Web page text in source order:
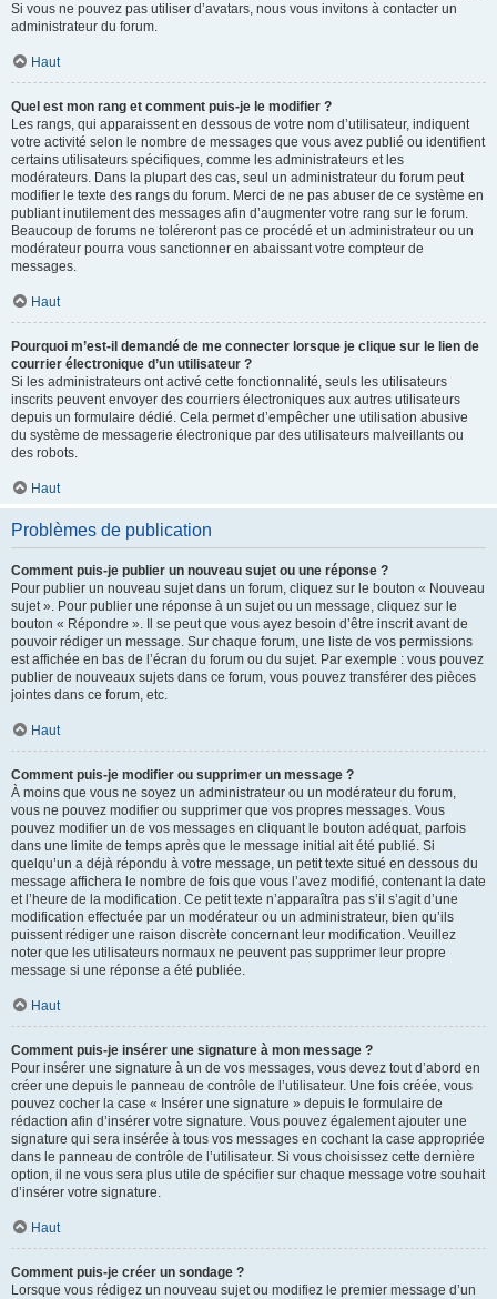
Si vous ne pouvez pas utiliser d’avatars, nous vous invitons à contacter un
administrateur du forum.
Haut
Quel est mon rang et comment puis-je le modifier ?
Les rangs, qui apparaissent en dessous de votre nom d’utilisateur, indiquent
votre activité selon le nombre de messages que vous avez publié ou identifient
certains utilisateurs spécifiques, comme les administrateurs et les
modérateurs. Dans la plupart des cas, seul un administrateur du forum peut
modifier le texte des rangs du forum. Merci de ne pas abuser de ce système en
publiant inutilement des messages afin d’augmenter votre rang sur le forum.
Beaucoup de forums ne toléreront pas ce procédé et un administrateur ou un
modérateur pourra vous sanctionner en abaissant votre compteur de
messages.
Haut
Pourquoi m’est-il demandé de me connecter lorsque je clique sur le lien de
courrier électronique d’un utilisateur ?
Si les administrateurs ont activé cette fonctionnalité, seuls les utilisateurs
inscrits peuvent envoyer des courriers électroniques aux autres utilisateurs
depuis un formulaire dédié. Cela permet d’empêcher une utilisation abusive
du système de messagerie électronique par des utilisateurs malveillants ou
des robots.
Haut
Problèmes de publication
Comment puis-je publier un nouveau sujet ou une réponse ?
Pour publier un nouveau sujet dans un forum, cliquez sur le bouton « Nouveau
sujet ». Pour publier une réponse à un sujet ou un message, cliquez sur le
bouton « Répondre ». Il se peut que vous ayez besoin d’être inscrit avant de
pouvoir rédiger un message. Sur chaque forum, une liste de vos permissions
est affichée en bas de l’écran du forum ou du sujet. Par exemple : vous pouvez
publier de nouveaux sujets dans ce forum, vous pouvez transférer des pièces
jointes dans ce forum, etc.
Haut
Comment puis-je modifier ou supprimer un message ?
À moins que vous ne soyez un administrateur ou un modérateur du forum,
vous ne pouvez modifier ou supprimer que vos propres messages. Vous
pouvez modifier un de vos messages en cliquant le bouton adéquat, parfois
dans une limite de temps après que le message initial ait été publié. Si
quelqu’un a déjà répondu à votre message, un petit texte situé en dessous du
message affichera le nombre de fois que vous l’avez modifié, contenant la date
et l’heure de la modification. Ce petit texte n’apparaîtra pas s’il s’agit d’une
modification effectuée par un modérateur ou un administrateur, bien qu’ils
puissent rédiger une raison discrète concernant leur modification. Veuillez
noter que les utilisateurs normaux ne peuvent pas supprimer leur propre
message si une réponse a été publiée.
Haut
Comment puis-je insérer une signature à mon message ?
Pour insérer une signature à un de vos messages, vous devez tout d’abord en
créer une depuis le panneau de contrôle de l’utilisateur. Une fois créée, vous
pouvez cocher la case « Insérer une signature » depuis le formulaire de
rédaction afin d’insérer votre signature. Vous pouvez également ajouter une
signature qui sera insérée à tous vos messages en cochant la case appropriée
dans le panneau de contrôle de l’utilisateur. Si vous choisissez cette dernière
option, il ne vous sera plus utile de spécifier sur chaque message votre souhait
d’insérer votre signature.
Haut
Comment puis-je créer un sondage ?
Lorsque vous rédigez un nouveau sujet ou modifiez le premier message d’un